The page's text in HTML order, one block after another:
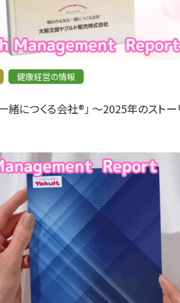
健康経営の情報
緒につくる会社®」 〜2025年のスト